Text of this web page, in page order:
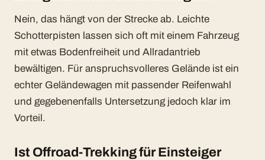
Nein, das hängt von der Strecke ab. Leichte
Schotterpisten lassen sich oft mit einem Fahrzeug
mit etwas Bodenfreiheit und Allradantrieb
bewältigen. Für anspruchsvolleres Gelände ist ein
echter Geländewagen mit passender Reifenwahl
und gegebenenfalls Untersetzung jedoch klar im
Vorteil.
Ist Offroad-Trekking für Einsteiger